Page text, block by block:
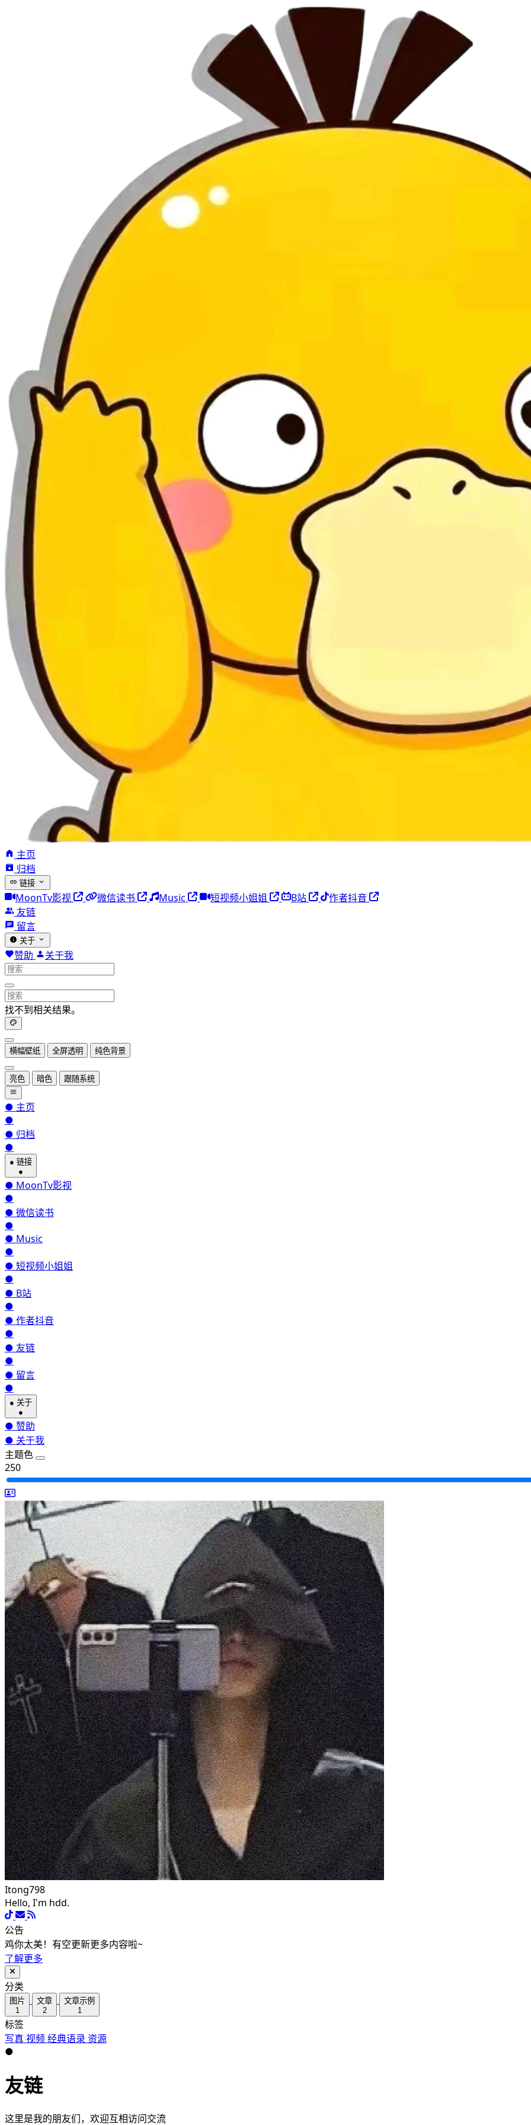
主页
归档
链接
MoonTv影视 微信读书 Music 短视频小姐姐 B站
作者抖音
友链
留言
关于
赞助 关于我
找不到相关结果。
横幅壁纸 全屏透明 纯色背景
亮色 暗色 跟随系统
● 主页
●
● 归档
●
● 链接
●
● MoonTv影视
●
● 微信读书
●
● Music
●
● 短视频小姐姐
●
● B站
●
● 作者抖音
●
● 友链
●
● 留言
●
● 关于
●
● 赞助
● 关于我
主题色
250
Itong798
Hello, I'm hdd.
公告
鸡你太美！有空更新更多内容啦~
了解更多
分类
图片
1
文章
2
文章示例
1
标签
写真视频经典语录 资源
●
友链
这里是我的朋友们，欢迎互相访问交流